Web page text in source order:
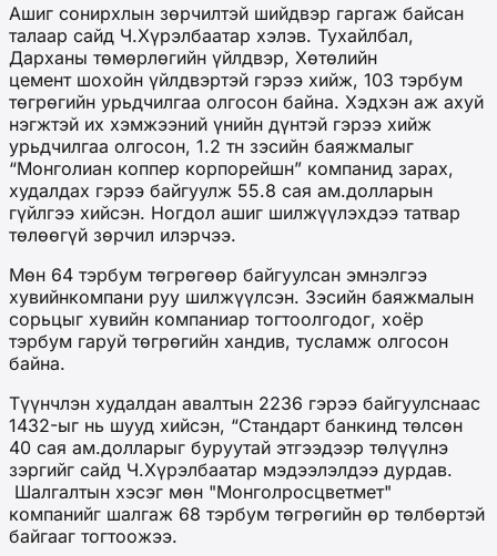
Ашиг сонирхлын зөрчилтэй шийдвэр гаргаж байсан
талаар сайд Ч.Хүрэлбаатар хэлэв. Тухайлбал,
Дарханы төмөрлөгийн үйлдвэр, Хөтөлийн
цемент шохойн үйлдвэртэй гэрээ хийж, 103 тэрбум
төгрөгийн урьдчилгаа олгосон байна. Хэдхэн аж ахуй
нэгжтэй их хэмжээний үнийн дүнтэй гэрээ хийж
урьдчилгаа олгосон, 1.2 тн зэсийн баяжмалыг
“Монголиан коппер корпорейшн” компанид зарах,
худалдах гэрээ байгуулж 55.8 сая ам.долларын
гүйлгээ хийсэн. Ногдол ашиг шилжүүлэхдээ татвар
төлөөгүй зөрчил илэрчээ.
Мөн 64 тэрбум төгрөгөөр байгуулсан эмнэлгээ
хувийнкомпани руу шилжүүлсэн. Зэсийн баяжмалын
сорьцыг хувийн компаниар тогтоолгодог, хоёр
тэрбум гаруй төгрөгийн хандив, тусламж олгосон
байна.
Түүнчлэн худалдан авалтын 2236 гэрээ байгуулснаас
1432-ыг нь шууд хийсэн, “Стандарт банкинд төлсөн
40 сая ам.долларыг буруутай этгээдээр төлүүлнэ
зэргийг сайд Ч.Хүрэлбаатар мэдээлэлдээ дурдав.
Шалгалтын хэсэг мөн "Монголросцветмет"
компанийг шалгаж 68 тэрбум төгрөгийн өр төлбөртэй
байгааг тогтоожээ.